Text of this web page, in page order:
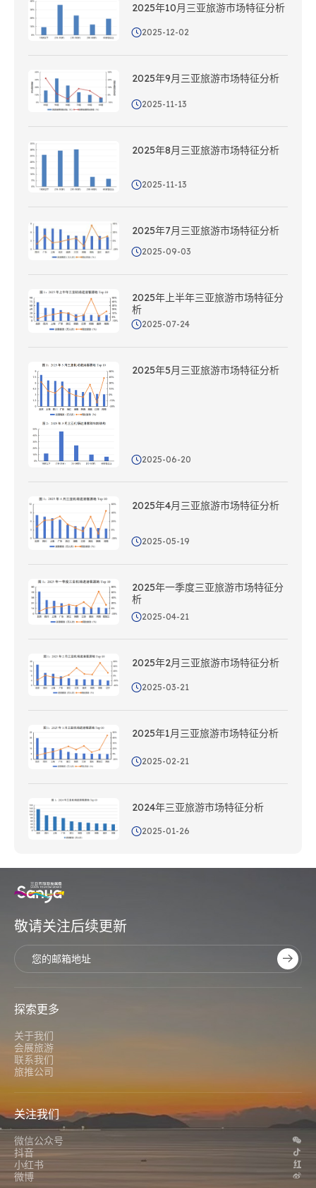
2025年10月三亚旅游市场特征分析
2025-12-02
2025年9月三亚旅游市场特征分析
2025-11-13
2025年8月三亚旅游市场特征分析
2025-11-13
2025年7月三亚旅游市场特征分析
2025-09-03
2025年上半年三亚旅游市场特征分
析
2025-07-24
2025年5月三亚旅游市场特征分析
2025-06-20
2025年4月三亚旅游市场特征分析
2025-05-19
2025年一季度三亚旅游市场特征分
析
2025-04-21
2025年2月三亚旅游市场特征分析
2025-03-21
2025年1月三亚旅游市场特征分析
2025-02-21
2024年三亚旅游市场特征分析
2025-01-26
敬请关注后续更新
探索更多
关于我们
会展旅游
联系我们
旅推公司
关注我们
微信公众号
抖音
小红书
微博